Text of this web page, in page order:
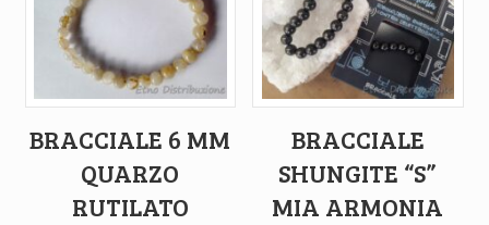
BRACCIALE 6 MM
QUARZO
RUTILATO
BRACCIALE
SHUNGITE “S”
MIA ARMONIA